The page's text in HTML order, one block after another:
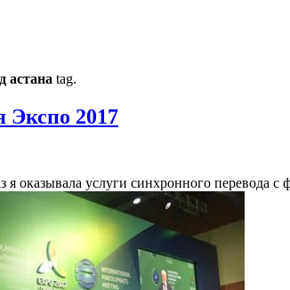
астана tag.
Экспо 2017
я оказывала услуги синхронного